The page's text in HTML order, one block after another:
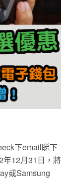
下email睇下
年12月31日，將
或Samsung